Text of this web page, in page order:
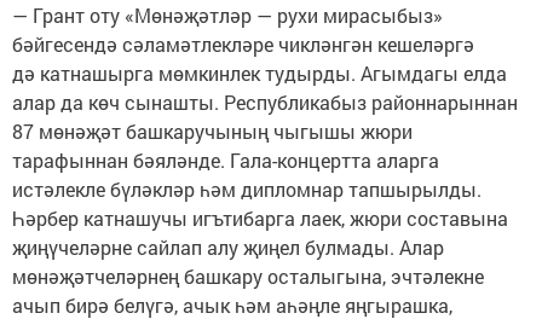
— Грант оту «Мөнәҗәтләр — рухи мирасыбыз»
бәйгесендә сәламәтлекләре чикләнгән кешеләргә
дә катнашырга мөмкинлек тудырды. Агымдагы елда
алар да көч сынашты. Республикабыз районнарыннан
87 мөнәҗәт башкаручының чыгышы жюри
тарафыннан бәяләнде. Гала-концертта аларга
истәлекле бүләкләр һәм дипломнар тапшырылды.
Һәрбер катнашучы игътибарга лаек, жюри составына
җиңүчеләрне сайлап алу җиңел булмады. Алар
мөнәҗәтчеләрнең башкару осталыгына, эчтәлекне
ачып бирә белүгә, ачык һәм аһәңле яңгырашка,